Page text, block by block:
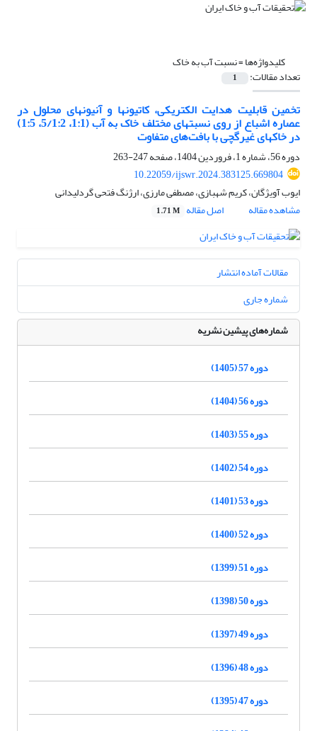
کلیدواژه‌ها =نسبت‏ آب به خاک
تعداد مقالات: 1
تخمین قابلیت هدایت الکتریکی، کاتیون‏ها و آنیون‏های محلول در
عصاره اشباع از روی نسبت‏های مختلف خاک به آب (1:1، 5/1:2، 1:5)
در خاک‏های غیرگچی با بافت‌های متفاوت
دوره 56، شماره 1، فروردین 1404، صفحه
247-263
10.22059/ijswr.2024.383125.669804
ایوب آویژگان، کریم شهبازی، مصطفی مارزی، ارژنگ فتحی گردلیدانی
مشاهده مقاله
اصل مقاله 1.71 M
مقالات آماده انتشار
شماره جاری
شماره‌های پیشین نشریه
دوره 57 (1405)
دوره 56 (1404)
دوره 55 (1403)
دوره 54 (1402)
دوره 53 (1401)
دوره 52 (1400)
دوره 51 (1399)
دوره 50 (1398)
دوره 49 (1397)
دوره 48 (1396)
دوره 47 (1395)